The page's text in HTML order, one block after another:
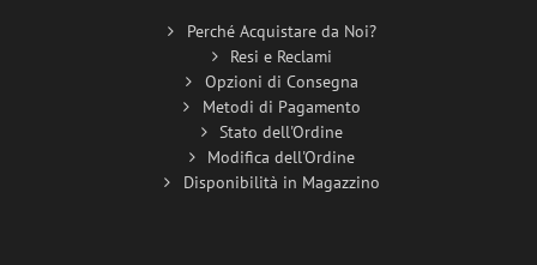
Perché Acquistare da Noi?
Resi e Reclami
Opzioni di Consegna
Metodi di Pagamento
Stato dell'Ordine
Modifica dell'Ordine
Disponibilità in Magazzino